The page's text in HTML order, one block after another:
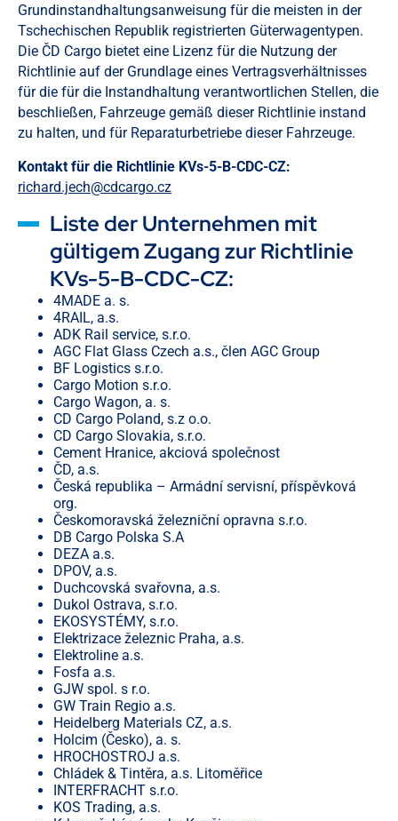
Grundinstandhaltungsanweisung für die meisten in der
Tschechischen Republik registrierten Güterwagentypen.
Die ČD Cargo bietet eine Lizenz für die Nutzung der
Richtlinie auf der Grundlage eines Vertragsverhältnisses
für die für die Instandhaltung verantwortlichen Stellen, die
beschließen, Fahrzeuge gemäß dieser Richtlinie instand
zu halten, und für Reparaturbetriebe dieser Fahrzeuge.
Kontakt für die Richtlinie KVs-5-B-CDC-CZ:
richard.jech@cdcargo.cz
Liste der Unternehmen mit
gültigem Zugang zur Richtlinie
KVs-5-B-CDC-CZ:
4MADE a. s.
4RAIL, a.s.
ADK Rail service, s.r.o.
AGC Flat Glass Czech a.s., člen AGC Group
BF Logistics s.r.o.
Cargo Motion s.r.o.
Cargo Wagon, a. s.
CD Cargo Poland, s.z o.o.
CD Cargo Slovakia, s.r.o.
Cement Hranice, akciová společnost
ČD, a.s.
Česká republika – Armádní servisní, příspěvková
org.
Českomoravská železniční opravna s.r.o.
DB Cargo Polska S.A
DEZA a.s.
DPOV, a.s.
Duchcovská svařovna, a.s.
Dukol Ostrava, s.r.o.
EKOSYSTÉMY, s.r.o.
Elektrizace železnic Praha, a.s.
Elektroline a.s.
Fosfa a.s.
GJW spol. s r.o.
GW Train Regio a.s.
Heidelberg Materials CZ, a.s.
Holcim (Česko), a. s.
HROCHOSTROJ a.s.
Chládek & Tintěra, a.s. Litoměřice
INTERFRACHT s.r.o.
KOS Trading, a.s.